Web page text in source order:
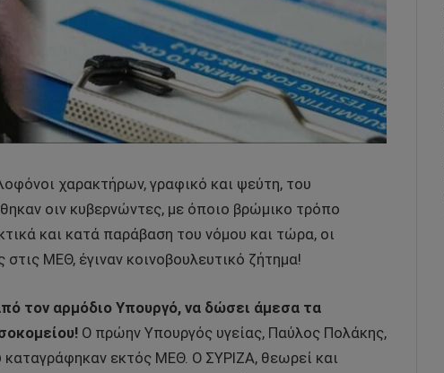
χαρακτήρων, γραφικό και ψεύτη, του
οιν κυβερνώντες, με όποιο βρώμικο τρόπο
και κατά παράβαση του νόμου και τώρα, οι
ΜΕΘ, έγιναν κοινοβουλευτικό ζήτημα!
τον αρμόδιο Υπουργό, να δώσει άμεσα τα
Ο πρώην Υπουργός υγείας, Παύλος Πολάκης,
εκτός ΜΕΘ. Ο ΣΥΡΙΖΑ, θεωρεί και